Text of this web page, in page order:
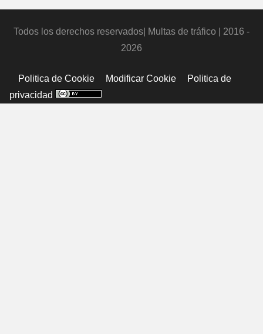
Todos los derechos reservados| Multas de tráfico | 2016 -
2026
Politica de Cookie Modificar Cookie
Politica de
privacidad